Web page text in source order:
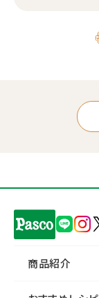
商品紹介